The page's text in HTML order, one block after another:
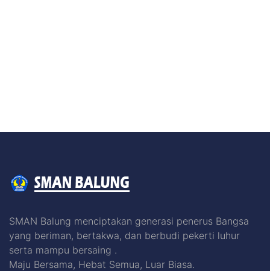
SMAN Balung menciptakan generasi penerus Bangsa
yang beriman, bertakwa, dan berbudi pekerti luhur
serta mampu bersaing .
Maju Bersama, Hebat Semua, Luar Biasa.